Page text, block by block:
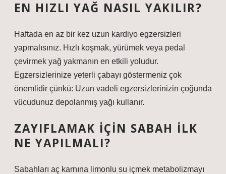
EN HIZLI YAĞ NASIL YAKILIR?
Haftada en az bir kez uzun kardiyo egzersizleri
yapmalısınız. Hızlı koşmak, yürümek veya pedal
çevirmek yağ yakmanın en etkili yoludur.
Egzersizlerinize yeterli çabayı göstermeniz çok
önemlidir çünkü: Uzun vadeli egzersizlerinizin çoğunda
vücudunuz depolanmış yağı kullanır.
ZAYIFLAMAK IÇIN SABAH ILK
NE YAPILMALI?
Sabahları aç karnına limonlu su içmek metabolizmayı